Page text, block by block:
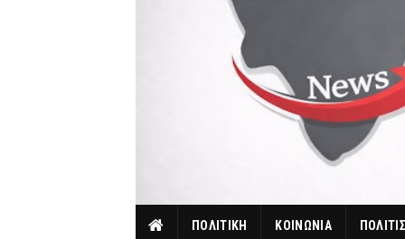
ΠΟΛΙΤΙΚΗ ΚΟΙΝΩΝΙΑ